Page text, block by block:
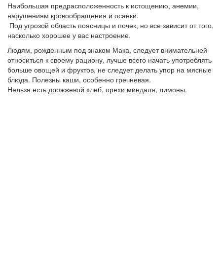
Наибольшая предрасположенность к истощению, анемии,
нарушениям кровообращения и осанки.
Под угрозой область поясницы и почек, но все зависит от того,
насколько хорошее у вас настроение.
Людям, рожденным под знаком Мака, следует внимательней
относиться к своему рациону, лучше всего начать употреблять
больше овощей и фруктов, не следует делать упор на мясные
блюда. Полезны каши, особенно гречневая.
Нельзя есть дрожжевой хлеб, орехи миндаля, лимоны.